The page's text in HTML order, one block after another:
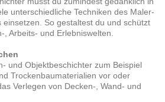
unterschiedliche Techniken des Maler-
So gestaltest du und schützt
Arbeits- und Erlebniswelten.
und Objektbeschichter zum Beispiel
Trockenbaumaterialien vor oder
Verlegen von Decken-, Wand- und